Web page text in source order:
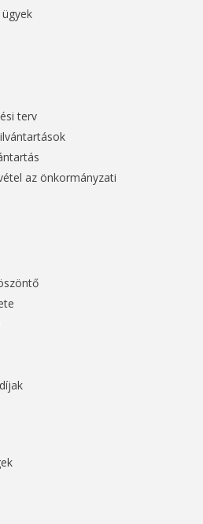
terv
az önkormányzati